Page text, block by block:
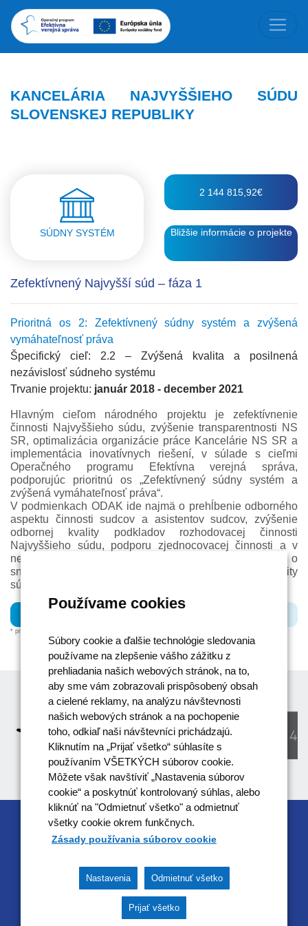
KANCELÁRIA NAJVYŠŠIEHO SÚDU
SLOVENSKEJ REPUBLIKY
SÚDNY SYSTÉM
2 144 815,92€
Bližšie informácie o projekte
Zefektívnený Najvyšší súd – fáza 1
Prioritná os 2: Zefektívnený súdny systém a zvýšená
vymáhateľnosť práva
Špecifický cieľ: 2.2 – Zvýšená kvalita a posilnená
nezávislosť súdneho systému
Trvanie projektu: január 2018 - december 2021
Hlavným cieľom národného projektu je zefektívnenie
činnosti Najvyššieho súdu, zvýšenie transparentnosti NS
SR, optimalizácia organizácie práce Kancelárie NS SR a
implementácia inovatívnych riešení, v súlade s cieľmi
Operačného programu Efektívna verejná správa,
podporujúc prioritnú os „Zefektívnený súdny systém a
zvýšená vymáhateľnosť práva“.
V podmienkach ODAK ide najmä o prehĺbenie odborného
aspektu činnosti sudcov a asistentov sudcov, zvýšenie
odbornej kvality podkladov rozhodovacej činnosti
Najvyššieho súdu, podporu zjednocovacej činnosti a v
neposlednom rade aj o zefektívnenie práce sudcov a o
snahu prispieť k skráteniu dĺžky konania a zvýšeniu kvality
súdneho rozhodnutia ako výsledku tohto konania.
* priemer merateľných ukazovateľov projektu
RIADIACIM ORGÁNOM OPERAČNÉHO
PROGRAMU EFEKTÍVNA VEREJNÁ SPRÁVA JE
Tento projekt je podporený z Európskeho sociálneho
fondu
Používame cookies
Súbory cookie a ďalšie technológie sledovania
používame na zlepšenie vášho zážitku z
prehliadania našich webových stránok, na to,
aby sme vám zobrazovali prispôsobený obsah
a cielené reklamy, na analýzu návštevnosti
našich webových stránok a na pochopenie
toho, odkiaľ naši návštevníci prichádzajú.
Kliknutím na „Prijať všetko“ súhlasíte s
používaním VŠETKÝCH súborov cookie.
Môžete však navštíviť „Nastavenia súborov
cookie“ a poskytnúť kontrolovaný súhlas, alebo
kliknúť na "Odmietnuť všetko" a odmietnuť
všetky cookie okrem funkčnych.
Zásady používania súborov cookie
Nastavenia Odmietnuť všetko
Prijať všetko